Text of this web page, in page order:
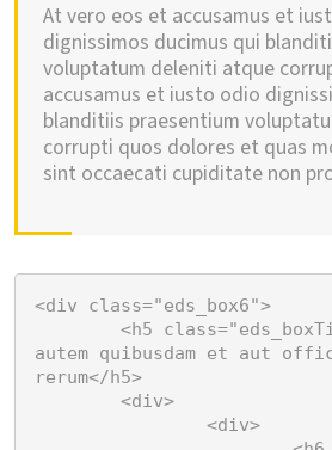
At vero eos et accusamus et
dignissimos ducimus qui
voluptatum deleniti atque
accusamus et iusto odio
blanditiis praesentium
corrupti quos dolores et quas
sint occaecati cupiditate non
<div class="eds_box6">
autem quibusdam et aut
rerum</h5>